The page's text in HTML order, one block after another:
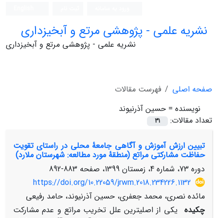
نشریه علمی - پژوهشی مرتع و آبخیزداری
نشریه علمی - پژوهشی مرتع و آبخیزداری
صفحه اصلی
فهرست مقالات
نویسنده = حسین آذرنیوند
تعداد مقالات:
31
تبیین ارزش آموزش و آگاهی جامعۀ ‌محلی در راستای تقویت
حفاظت مشارکتی مراتع (منطقۀ مورد مطالعه: شهرستان ملارد)
دوره 73، شماره 4، زمستان 1399، صفحه
883-892
https://doi.org/10.22059/jrwm.2018.234226.1132
مائده نصری، محمد جعفری، حسین آذرنیوند، حامد رفیعی
چکیده یکی از اصلی­ترین علل تخریب مراتع و عدم مشارکت